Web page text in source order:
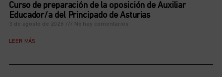
Curso de preparación de la oposición de Auxiliar
Educador/a del Principado de Asturias
3 de agosto de 2026 No hay comentarios
LEER MÁS